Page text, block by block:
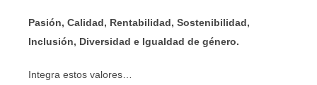
Pasión, Calidad, Rentabilidad, Sostenibilidad,
Inclusión, Diversidad e Igualdad de género.
Integra estos valores…